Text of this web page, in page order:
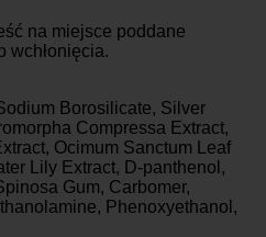
na miejsce poddane
wchłonięcia.
Borosilicate, Silver
Compressa Extract,
Ocimum Sanctum Leaf
Lily Extract, D-panthenol,
Gum, Carbomer,
Phenoxyethanol,